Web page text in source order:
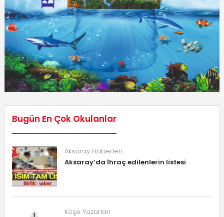
Bugün En Çok Okulanlar
Aksaray Haberleri
Aksaray’da İhraç edilenlerin listesi
Köşe Yazarları